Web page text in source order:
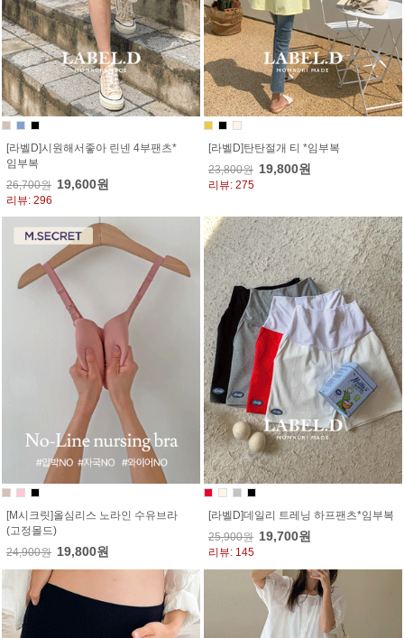
[라벨D]시원해서좋아 린넨 4부팬츠*
임부복
26,700원 19,600원
리뷰: 296
[라벨D]탄탄절개 티 *임부복
23,800원 19,800원
리뷰: 275
[M시크릿]올심리스 노라인 수유브라
(고정몰드)
24,900원 19,800원
[라벨D]데일리 트레닝 하프팬츠*임부복
25,900원 19,700원
리뷰: 145